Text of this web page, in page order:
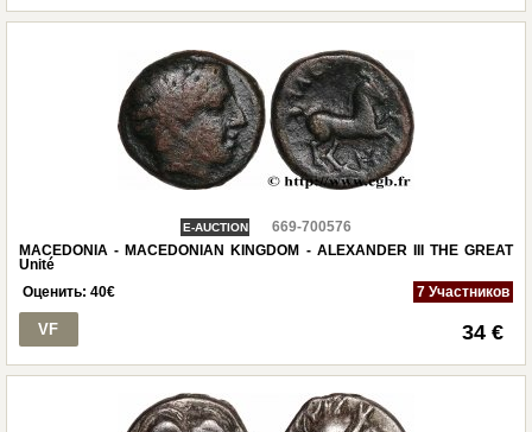
E-AUCTION
669-700576
MACEDONIA - MACEDONIAN KINGDOM - ALEXANDER III THE GREAT
Unité
Оценить: 40€ 7 Участников
VF 34 €